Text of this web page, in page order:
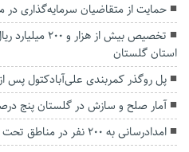
حمایت از متقاضیان سرمایه‌گذاری در
تخصیص بیش از
استان گلستان
پل روگذر کمربندی علی‌آبادکتول پس از ۹ سال انتظار افتتاح شد
آمار صلح و سازش در گلستان پنج
امدادرسانی به ۲۰۰ نفر در مناطق تحت تاثیر آبگرفتگی گلستان